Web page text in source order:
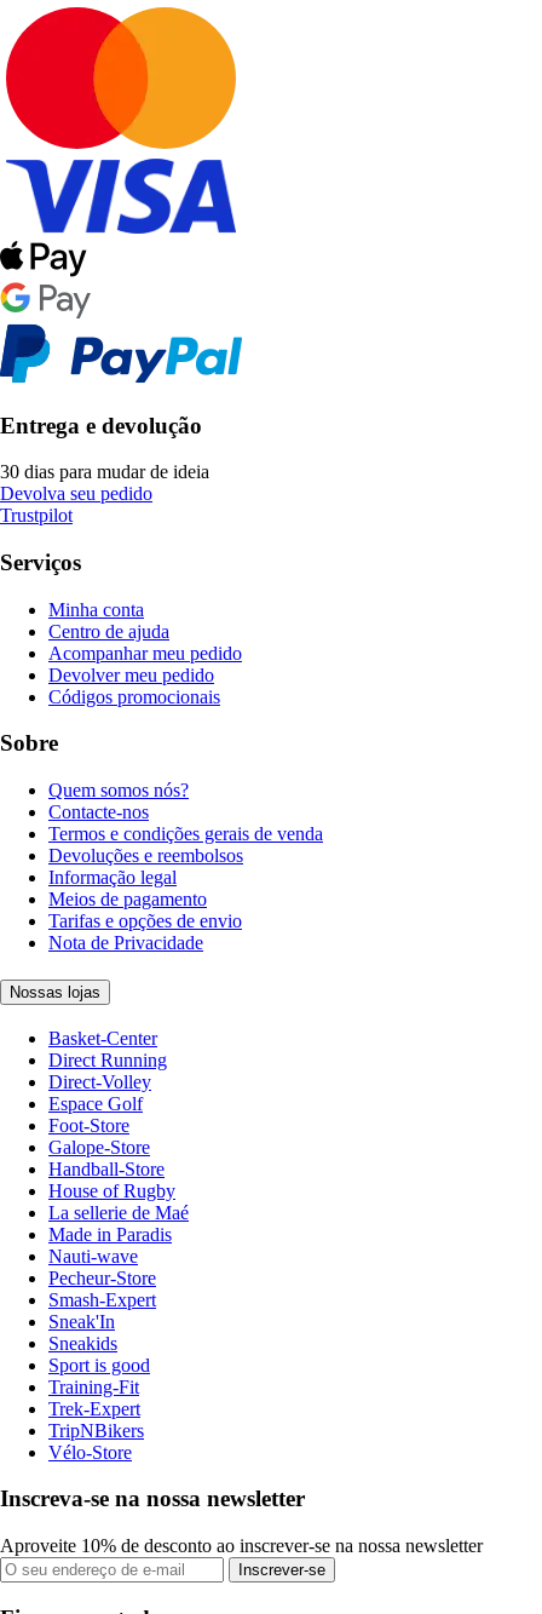
Entrega e devolução
30 dias para mudar de ideia
Devolva seu pedido
Trustpilot
Serviços
Minha conta
Centro de ajuda
Acompanhar meu pedido
Devolver meu pedido
Códigos promocionais
Sobre
Quem somos nós?
Contacte-nos
Termos e condições gerais de venda
Devoluções e reembolsos
Informação legal
Meios de pagamento
Tarifas e opções de envio
Nota de Privacidade
Nossas lojas
Basket-Center
Direct Running
Direct-Volley
Espace Golf
Foot-Store
Galope-Store
Handball-Store
House of Rugby
La sellerie de Maé
Made in Paradis
Nauti-wave
Pecheur-Store
Smash-Expert
Sneak'In
Sneakids
Sport is good
Training-Fit
Trek-Expert
TripNBikers
Vélo-Store
Inscreva-se na nossa newsletter
Aproveite 10% de desconto ao inscrever-se na nossa newsletter
Inscrever-se